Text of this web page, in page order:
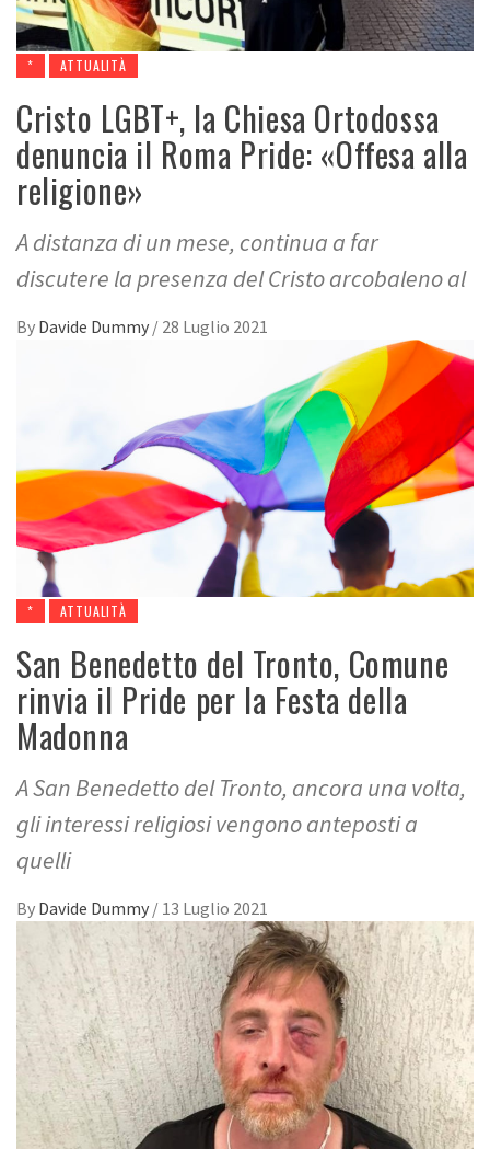
* ATTUALITÀ
Cristo LGBT+, la Chiesa Ortodossa
denuncia il Roma Pride: «Offesa alla
religione»
A distanza di un mese, continua a far
discutere la presenza del Cristo arcobaleno al
By Davide Dummy / 28 Luglio 2021
* ATTUALITÀ
San Benedetto del Tronto, Comune
rinvia il Pride per la Festa della
Madonna
A San Benedetto del Tronto, ancora una volta,
gli interessi religiosi vengono anteposti a
quelli
By Davide Dummy / 13 Luglio 2021